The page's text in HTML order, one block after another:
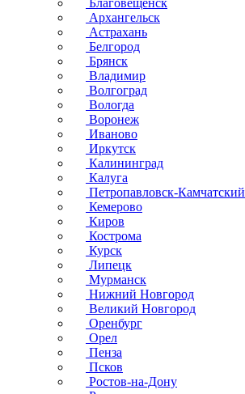
Благовещенск
Архангельск
Астрахань
Белгород
Брянск
Владимир
Волгоград
Вологда
Воронеж
Иваново
Иркутск
Калининград
Калуга
Петропавловск-Камчатский
Кемерово
Киров
Кострома
Курск
Липецк
Мурманск
Нижний Новгород
Великий Новгород
Оренбург
Орел
Пенза
Псков
Ростов-на-Дону